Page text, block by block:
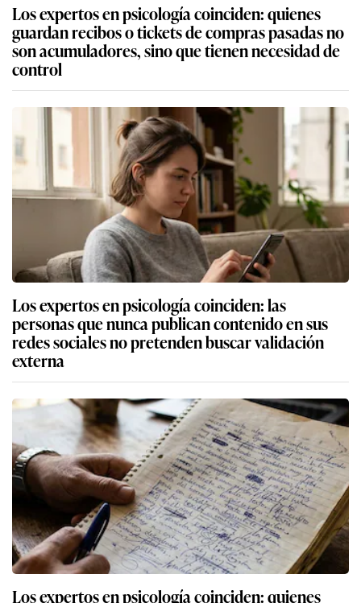
Los expertos en psicología coinciden: quienes
guardan recibos o tickets de compras pasadas no
son acumuladores, sino que tienen necesidad de
control
Los expertos en psicología coinciden: las
personas que nunca publican contenido en sus
redes sociales no pretenden buscar validación
externa
Los expertos en psicología coinciden: quienes